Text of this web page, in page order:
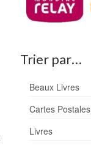
Trier par…
Beaux Livres
Cartes Postales
Livres